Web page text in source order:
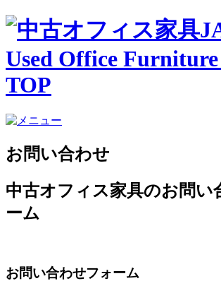
お問い合わせ
中古オフィス家具のお問い
ーム
お問い合わせフォーム